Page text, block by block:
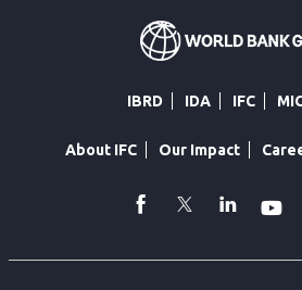
IBRD IDA IFC
About IFC Our Impact
facebook
Twitter